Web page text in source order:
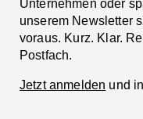
Unternehmen oder
unserem Newsletter
voraus. Kurz. Klar.
Postfach.
Jetzt anmelden und